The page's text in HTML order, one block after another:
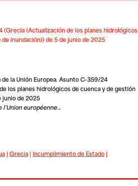
(Grecia (Actualización de los planes hidrológicos
inundación)) de 5 de junio de 2025
la Unión Europea. Asunto C-359/24
los planes hidrológicos de cuenca y de gestión
junio de 2025
l’Union européenne…
| Grecia| Incumplimiento de Estado|